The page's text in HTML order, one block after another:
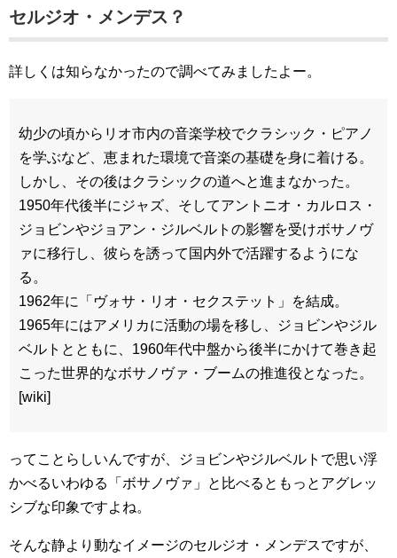
セルジオ・メンデス？
詳しくは知らなかったので調べてみましたよー。
幼少の頃からリオ市内の音楽学校でクラシック・ピアノ
を学ぶなど、恵まれた環境で音楽の基礎を身に着ける。
しかし、その後はクラシックの道へと進まなかった。
1950年代後半にジャズ、そしてアントニオ・カルロス・
ジョビンやジョアン・ジルベルトの影響を受けボサノヴ
ァに移行し、彼らを誘って国内外で活躍するようにな
る。
1962年に「ヴォサ・リオ・セクステット」を結成。
1965年にはアメリカに活動の場を移し、ジョビンやジル
ベルトとともに、1960年代中盤から後半にかけて巻き起
こった世界的なボサノヴァ・ブームの推進役となった。
[wiki]
ってことらしいんですが、ジョビンやジルベルトで思い浮
かべるいわゆる「ボサノヴァ」と比べるともっとアグレッ
シブな印象ですよね。
そんな静より動なイメージのセルジオ・メンデスですが、